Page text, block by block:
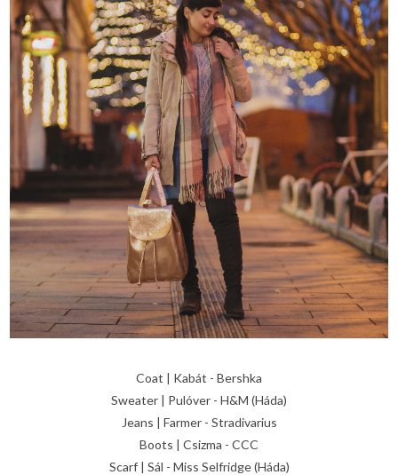
Coat | Kabát - Bershka
Sweater | Pulóver - H&M (Háda)
Jeans | Farmer - Stradivarius
Boots | Csizma - CCC
Scarf | Sál - Miss Selfridge (Háda)